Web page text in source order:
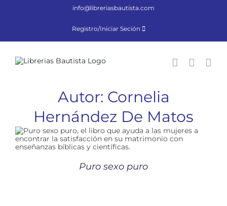
info@libreriasbautista.com
Registro/Iniciar Seción
Autor: Cornelia
Hernández De Matos
Puro sexo puro